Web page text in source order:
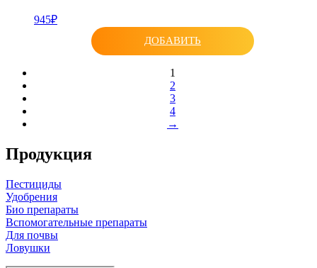
945₽
ДОБАВИТЬ
1
2
3
4
→
Продукция
Пестициды
Удобрения
Био препараты
Вспомогательные препараты
Для почвы
Ловушки